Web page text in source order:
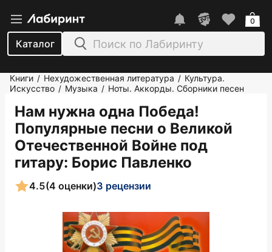
Каталог
0
Книги / Нехудожественная литература / Культура.
Искусство / Музыка / Ноты. Аккорды. Сборники песен
Нам нужна одна Победа!
Популярные песни о Великой
Отечественной Войне под
гитару: Борис Павленко
4.5(4 оценки)3 рецензии